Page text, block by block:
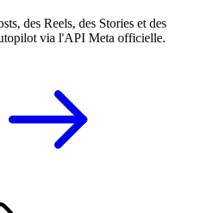
des Reels, des Stories et des
via l'API Meta officielle.